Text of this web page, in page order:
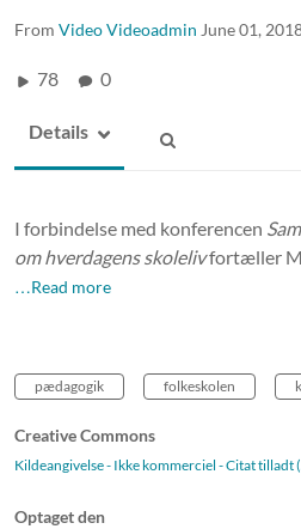
From Video Videoadmin June 01,
78 0
Details
I forbindelse med konferencen
om hverdagens skolelivfortæller
…Read more
pædagogik folkeskolen
Creative Commons
Kildeangivelse - Ikke kommerciel - Citat tilladt
Optaget den